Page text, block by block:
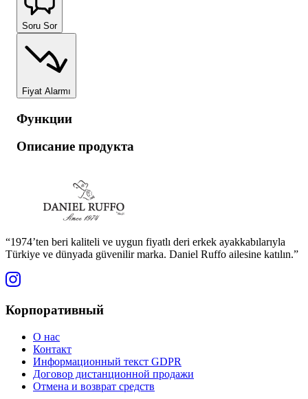
Soru Sor
Fiyat Alarmı
Функции
Описание продукта
“1974’ten beri kaliteli ve uygun fiyatlı deri erkek ayakkabılarıyla
Türkiye ve dünyada güvenilir marka. Daniel Ruffo ailesine katılın.”
Корпоративный
О нас
Контакт
Информационный текст GDPR
Договор дистанционной продажи
Отмена и возврат средств